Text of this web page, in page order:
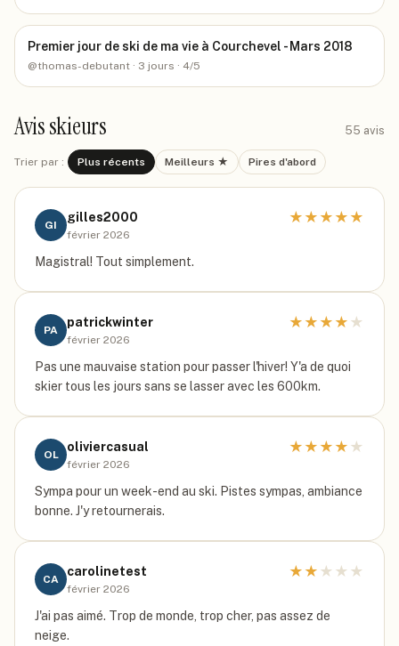
Premier jour de ski de ma vie à Courchevel - Mars 2018
@thomas-debutant · 3 jours · 4/5
Avis skieurs 55 avis
Trier par : Plus récents Meilleurs ★ Pires d'abord
GI
gilles2000
février 2026
★ ★ ★ ★ ★
Magistral! Tout simplement.
PA
patrickwinter
février 2026
★ ★ ★ ★ ★
Pas une mauvaise station pour passer l'hiver! Y'a de quoi
skier tous les jours sans se lasser avec les 600km.
OL
oliviercasual
février 2026
★ ★ ★ ★ ★
Sympa pour un week-end au ski. Pistes sympas, ambiance
bonne. J'y retournerais.
CA
carolinetest
février 2026
★ ★ ★ ★ ★
J'ai pas aimé. Trop de monde, trop cher, pas assez de
neige.